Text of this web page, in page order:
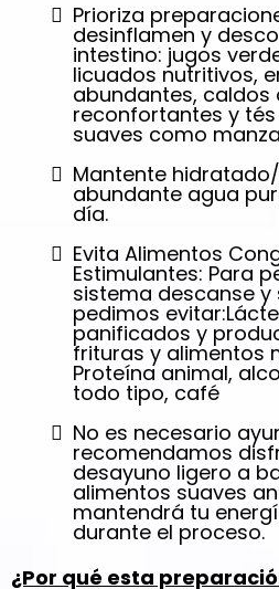
Prioriza
desinflamen y
intestino: jugos
licuados nutritivos,
abundantes, caldos
reconfortantes y
suaves como
Mantente
abundante agua
día.
Evita Alimentos
Estimulantes: Para
sistema descanse y
pedimos
panificados y
frituras y alimentos
Proteína animal,
todo tipo, café
No es necesario
recomendamos
desayuno ligero a
alimentos suaves
mantendrá tu
durante el proceso.
¿Por qué esta